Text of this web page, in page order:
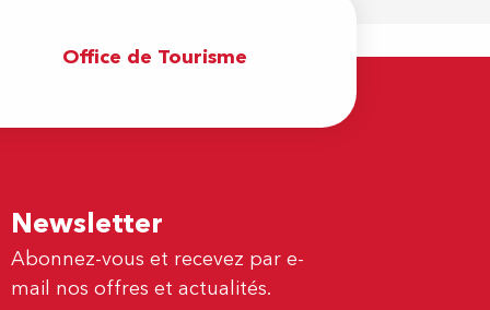
Office de Tourisme
Newsletter
Abonnez-vous et recevez par e-
mail nos offres et actualités.